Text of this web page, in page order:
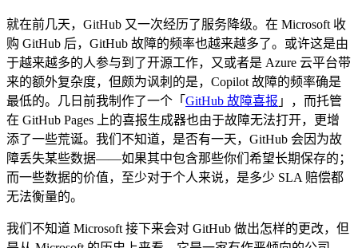
就在前几天，GitHub 又一次经历了服务降级。在 Microsoft 收
购 GitHub 后，GitHub 故障的频率也越来越多了。或许这是由
于越来越多的人参与到了开源工作，又或者是 Azure 云平台带
来的额外复杂度，但颇为讽刺的是，Copilot 故障的频率确是
最低的。几日前我制作了一个「 GitHub 故障喜报 」，而托管
在 GitHub Pages 上的喜报生成器也由于故障无法打开，更增
添了一些荒诞。我们不知道，是否有一天，GitHub 会因为故
障丢失某些数据——如果其中包含那些你们希望长期保存的；
而一些数据的价值，至少对于个人来说，是多少 SLA 赔偿都
无法衡量的。
我们不知道 Microsoft 接下来会对 GitHub 做出怎样的更改，但